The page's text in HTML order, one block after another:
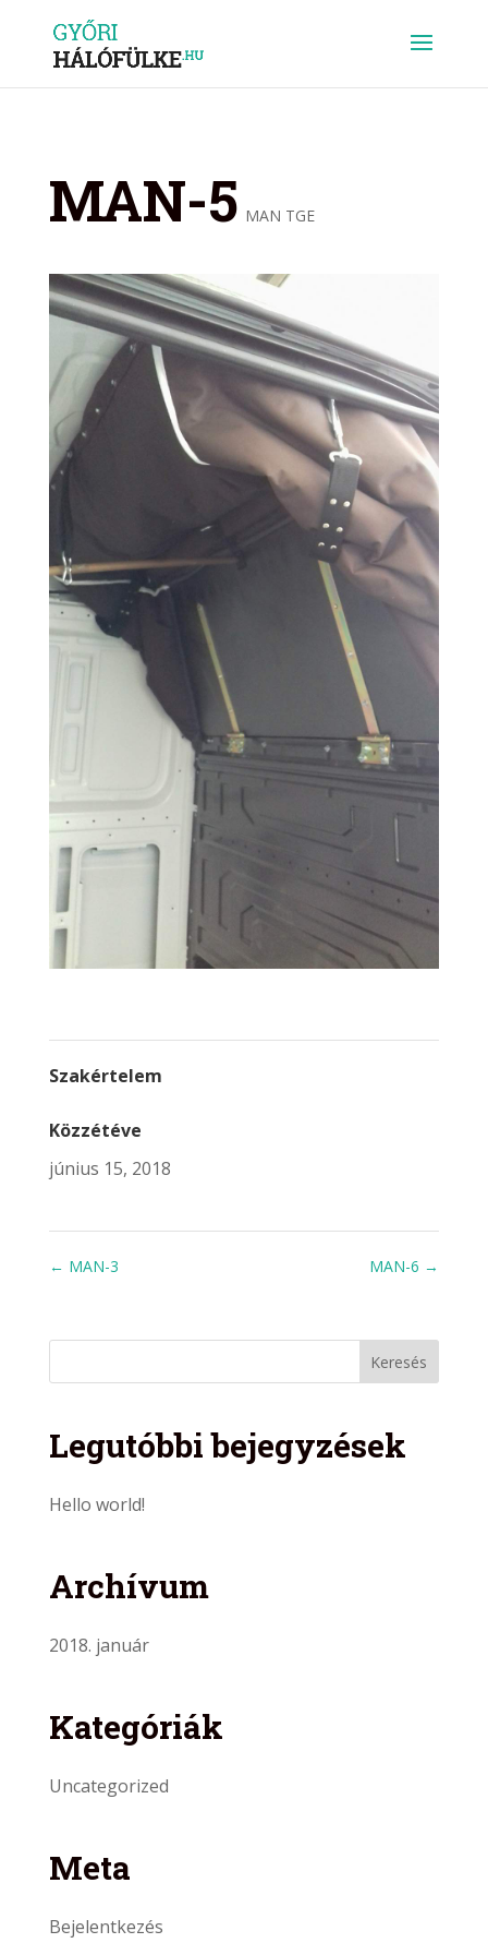
MAN-5 MAN TGE
Szakértelem
Közzétéve
június 15, 2018
← MAN-3 MAN-6 →
Legutóbbi bejegyzések
Hello world!
Archívum
2018. január
Kategóriák
Uncategorized
Meta
Bejelentkezés